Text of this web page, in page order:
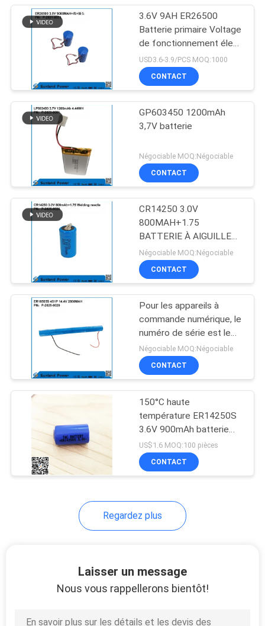
système à énergie
solaire de stockage
système de
stockage de
l'énergie de batterie
Système de
stockage de
l'énergie d'Ess
36
Pack de batteries de
vélo électrique
batterie de fer de
3.6V 9AH ER26500
Batterie primaire Voltage
de fonctionnement élevé
et stable longue durée
de vie
USD3.6-3.9/PCS MOQ:1000
CONTACT
GP603450 1200mAh
3,7V batterie
Négociable MOQ:Négociable
CONTACT
CR14250 3.0V
800MAH+1.75
BATTERIE À AIGUILLE
DE SOUDURE
Négociable MOQ:Négociable
CONTACT
Pour les appareils à
commande numérique, le
numéro de série est le
numéro de série de
l'appareil.
Négociable MOQ:Négociable
CONTACT
150°C haute
température ER14250S
3.6V 900mAh batterie
primaire avec onglet
Pour les enregistreurs de
température
US$1.6 MOQ:100 pièces
CONTACT
Regardez plus
Laisser un message
Nous vous rappellerons bientôt!